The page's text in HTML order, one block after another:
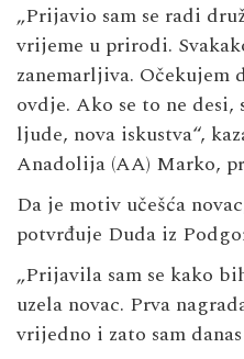
„Prijavio sam se radi
vrijeme u prirodi.
zanemarljiva. Očekujem
ovdje. Ako se to ne desi,
ljude, nova iskustva“,
Anadolija (AA) Marko,
Da je motiv učešća
potvrđuje Duda iz
„Prijavila sam se kako
uzela novac. Prva
vrijedno i zato sam